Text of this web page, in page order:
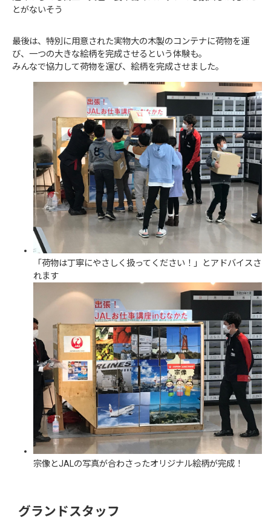
とがないそう
最後は、特別に用意された実物大の木製のコンテナに荷物を運
び、一つの大きな絵柄を完成させるという体験も。
みんなで協力して荷物を運び、絵柄を完成させました。
「荷物は丁寧にやさしく扱ってください！」とアドバイスさ
れます
宗像とJALの写真が合わさったオリジナル絵柄が完成！
グランドスタッフ